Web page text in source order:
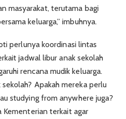
masyarakat, terutama bagi
keluarga,” imbuhnya.
perlunya koordinasi lintas
jadwal libur anak sekolah
rencana mudik keluarga.
Apakah mereka perlu
studying from anywhere juga?
Kementerian terkait agar